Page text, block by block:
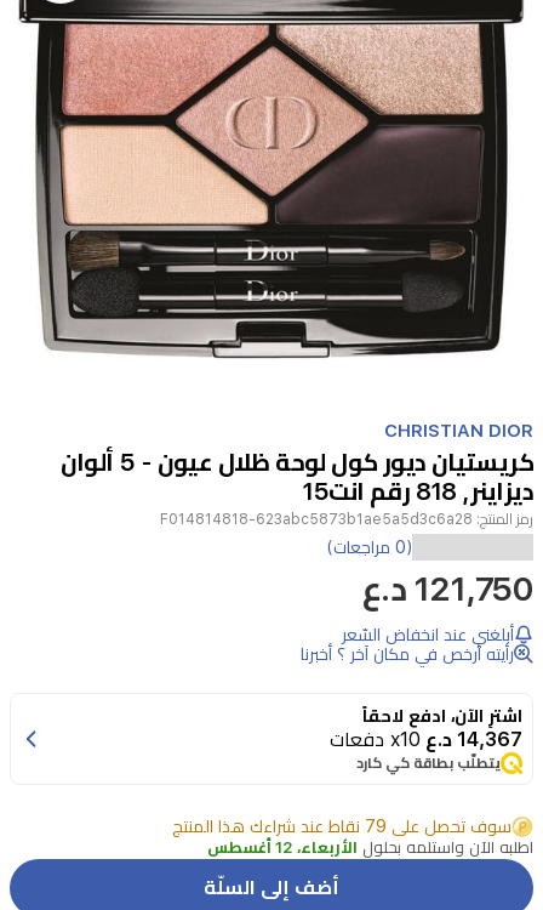
1
of
1
CHRISTIAN DIOR
كريستيان ديور كول لوحة ظلال عيون - 5 ألوان
ديزاينر, 818 رقم انت15
رمز المنتج: F014814818-623abc5873b1ae5a5d3c6a28
لوحة
ظلال
العيون
من
ديور
EYE
SHADOW
5C
ديزاينر
(0 مراجعات)
121,750 د.ع
أبلغني عند انخفاض السّعر
رأيته أرخص في مكان آخر ؟ أخبرنا
اشترِ الآن، ادفع لاحقاً
14,367 د.ع x10 دفعات
يتطلّب بطاقة كي كارد
سوف تحصل على 79 نقاط عند شراءك هذا المنتج
اطلبه الآن واستلمه بحلول الأربعاء، 12 أغسطس
أضف إلى السلّة